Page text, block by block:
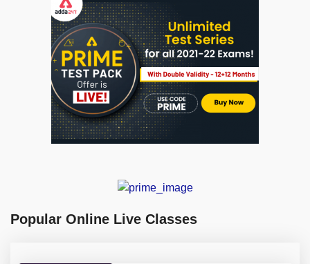
Popular Online Live Classes